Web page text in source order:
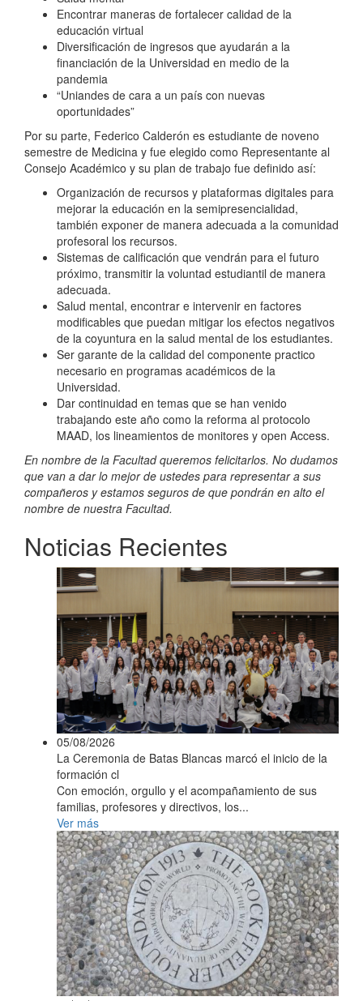
Encontrar maneras de fortalecer calidad de la
educación virtual
Diversificación de ingresos que ayudarán a la
financiación de la Universidad en medio de la
pandemia
“Uniandes de cara a un país con nuevas
oportunidades”
Por su parte, Federico Calderón es estudiante de noveno
semestre de Medicina y fue elegido como Representante al
Consejo Académico y su plan de trabajo fue definido así:
Organización de recursos y plataformas digitales para
mejorar la educación en la semipresencialidad,
también exponer de manera adecuada a la comunidad
profesoral los recursos.
Sistemas de calificación que vendrán para el futuro
próximo, transmitir la voluntad estudiantil de manera
adecuada.
Salud mental, encontrar e intervenir en factores
modificables que puedan mitigar los efectos negativos
de la coyuntura en la salud mental de los estudiantes.
Ser garante de la calidad del componente practico
necesario en programas académicos de la
Universidad.
Dar continuidad en temas que se han venido
trabajando este año como la reforma al protocolo
MAAD, los lineamientos de monitores y open Access.
En nombre de la Facultad queremos felicitarlos. No dudamos
que van a dar lo mejor de ustedes para representar a sus
compañeros y estamos seguros de que pondrán en alto el
nombre de nuestra Facultad.
Noticias Recientes
05/08/2026
La Ceremonia de Batas Blancas marcó el inicio de la
formación cl
Con emoción, orgullo y el acompañamiento de sus
familias, profesores y directivos, los...
Ver más